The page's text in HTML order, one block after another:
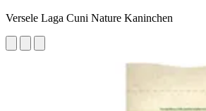
Versele Laga Cuni Nature Kaninchen